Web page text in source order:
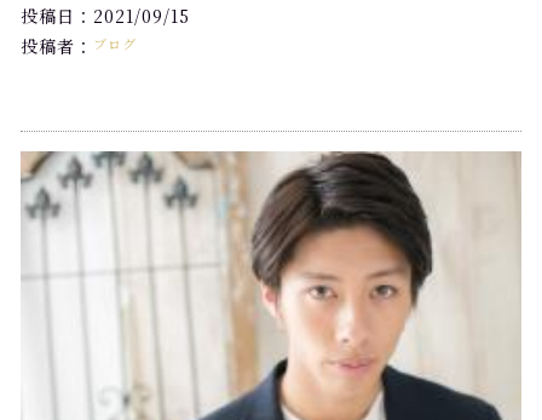
投稿日：2021/09/15
投稿者： ブログ